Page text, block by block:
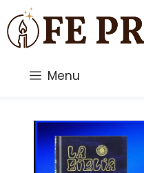
Saltar
al
contenido
Menu